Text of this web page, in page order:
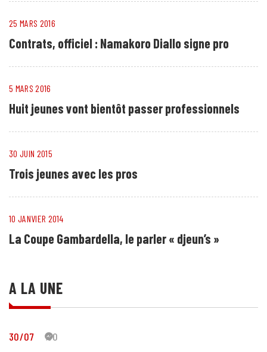
25 MARS 2016
Contrats, officiel : Namakoro Diallo signe pro
5 MARS 2016
Huit jeunes vont bientôt passer professionnels
30 JUIN 2015
Trois jeunes avec les pros
10 JANVIER 2014
La Coupe Gambardella, le parler « djeun’s »
A LA UNE
30/07 30